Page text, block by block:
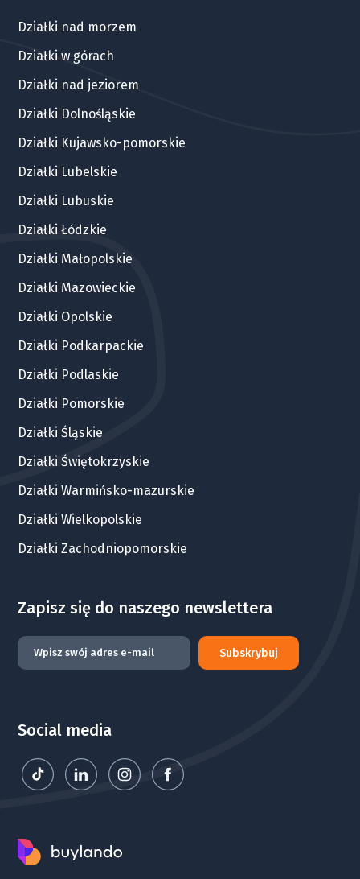
Działki nad morzem
Działki w górach
Działki nad jeziorem
Działki Dolnośląskie
Działki Kujawsko-pomorskie
Działki Lubelskie
Działki Lubuskie
Działki Łódzkie
Działki Małopolskie
Działki Mazowieckie
Działki Opolskie
Działki Podkarpackie
Działki Podlaskie
Działki Pomorskie
Działki Śląskie
Działki Świętokrzyskie
Działki Warmińsko-mazurskie
Działki Wielkopolskie
Działki Zachodniopomorskie
Zapisz się do naszego newslettera
Subskrybuj
Social media